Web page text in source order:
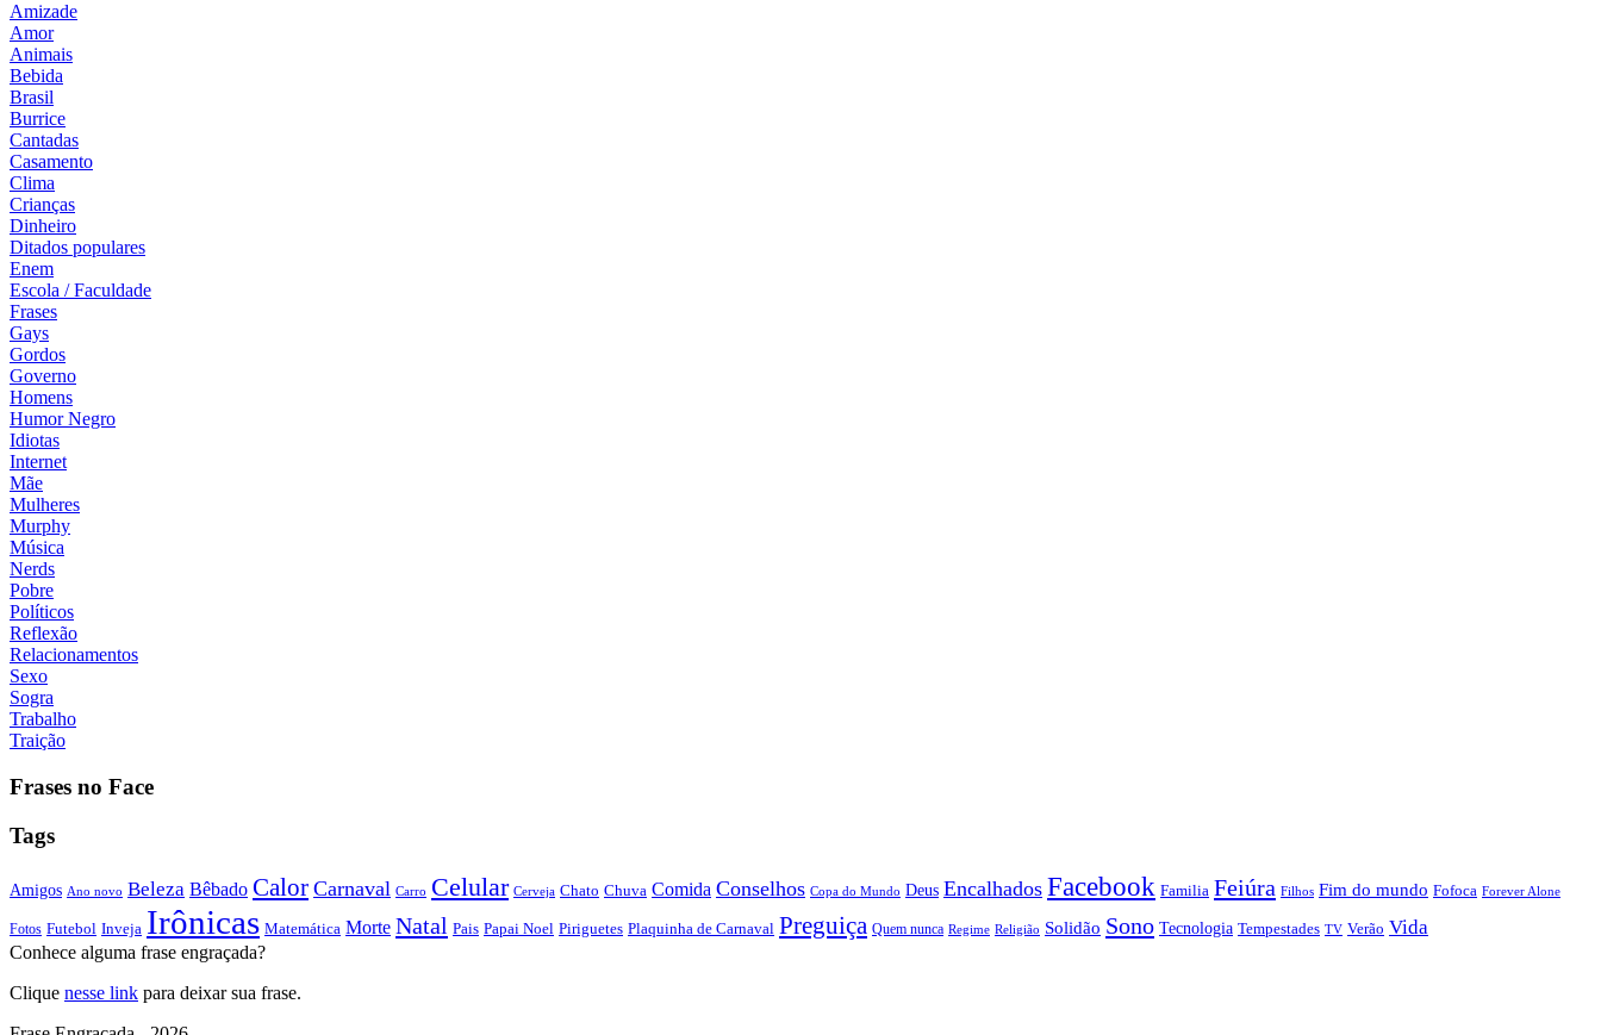
Amizade
Amor
Animais
Bebida
Brasil
Burrice
Cantadas
Casamento
Clima
Crianças
Dinheiro
Ditados populares
Enem
Escola / Faculdade
Frases
Gays
Gordos
Governo
Homens
Humor Negro
Idiotas
Internet
Mãe
Mulheres
Murphy
Música
Nerds
Pobre
Políticos
Reflexão
Relacionamentos
Sexo
Sogra
Trabalho
Traição
Frases no Face
Tags
Amigos Ano novo Beleza Bêbado Calor Carnaval Carro Celular Cerveja Chato Chuva Comida Conselhos Copa do Mundo Deus Encalhados Facebook Familia Feiúra Filhos Fim do mundo Fofoca Forever Alone
Fotos Futebol Inveja Irônicas Matemática Morte Natal Pais Papai Noel Piriguetes Plaquinha de Carnaval Preguiça Quem nunca Regime Religião Solidão Sono Tecnologia Tempestades TV Verão Vida
Conhece alguma frase engraçada?
Clique nesse link para deixar sua frase.